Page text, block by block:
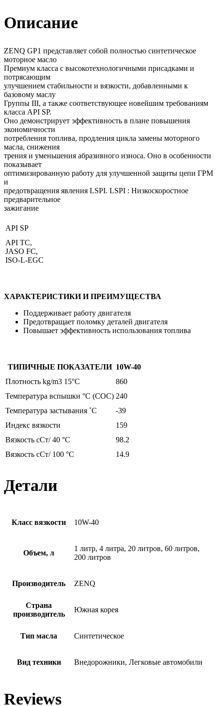
Описание
ZENQ GP1 представляет собой полностью синтетическое
моторное масло
Премиум класса с высокотехнологичными присадками и
потрясающим
улучшением стабильности и вязкости, добавленными к
базовому маслу
Группы III, а также соответствующее новейшим требованиям
класса API SP.
Оно демонстрирует эффективность в плане повышения
экономичности
потребления топлива, продления цикла замены моторного
масла, снижения
трения и уменьшения абразивного износа. Оно в особенности
показывает
оптимизированную работу для улучшенной защиты цепи ГРМ
и
предотвращения явления LSPI. LSPI : Низкоскоростное
предварительное
зажигание
API SP
API TC,
JASO FC,
ISO-L-EGC
ХАРАКТЕРИСТИКИ И ПРЕИМУЩЕСТВА
Поддерживает работу двигателя
Предотвращает поломку деталей двигателя
Повышает эффективность использования топлива
ТИПИЧНЫЕ ПОКАЗАТЕЛИ 10W-40
Плотность kg/m3 15°C
860
Температура вспышки °C (COC) 240
Температура застывания ˚C
-39
Индекс вязкости
159
Вязкость cСт/ 40 °C
98.2
Вязкость cСт/ 100 °C
14.9
Детали
Класс вязкости 10W-40
Объем, л
1 литр, 4 литра, 20 литров, 60 литров,
200 литров
Производитель ZENQ
Страна
производитель
Южная корея
Тип масла Синтетическое
Вид техники Внедорожники, Легковые автомобили
Reviews